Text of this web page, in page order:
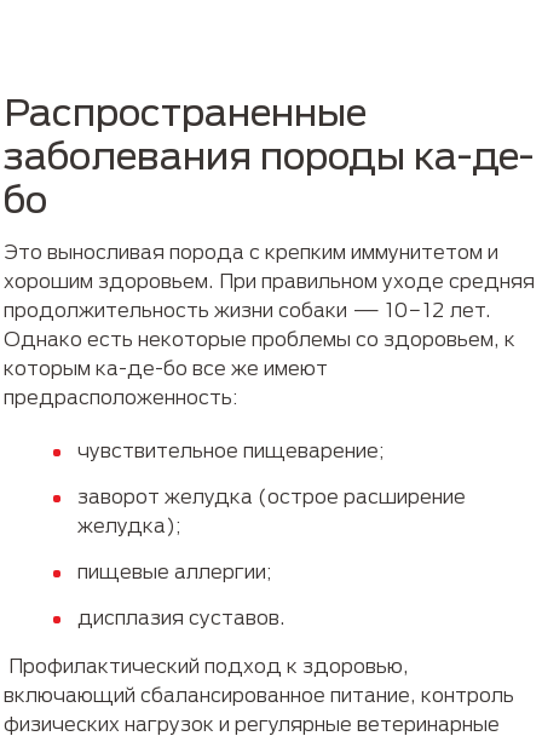
Распространенные
заболевания породы ка-де-
бо
Это выносливая порода с крепким иммунитетом и
хорошим здоровьем. При правильном уходе средняя
продолжительность жизни собаки — 10−12 лет.
Однако есть некоторые проблемы со здоровьем, к
которым ка-де-бо все же имеют
предрасположенность:
чувствительное пищеварение;
заворот желудка (острое расширение
желудка);
пищевые аллергии;
дисплазия суставов.
Профилактический подход к здоровью,
включающий сбалансированное питание, контроль
физических нагрузок и регулярные ветеринарные